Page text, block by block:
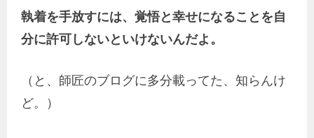
執着を手放すには、覚悟と幸せになることを自
分に許可しないといけないんだよ。
（と、師匠のブログに多分載ってた、知らんけ
ど。）